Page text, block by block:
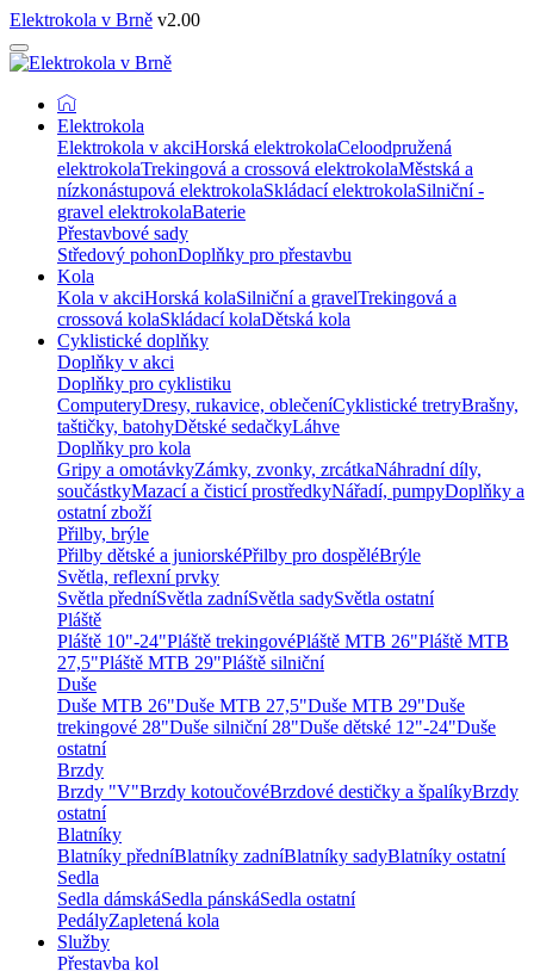
Elektrokola v Brně v2.00
Elektrokola
Elektrokola v akciHorská elektrokolaCeloodpružená
elektrokolaTrekingová a crossová elektrokolaMěstská a
nízkonástupová elektrokolaSkládací elektrokolaSilniční -
gravel elektrokolaBaterie
Přestavbové sady
Středový pohonDoplňky pro přestavbu
Kola
Kola v akciHorská kolaSilniční a gravelTrekingová a
crossová kolaSkládací kolaDětská kola
Cyklistické doplňky
Doplňky v akci
Doplňky pro cyklistiku
ComputeryDresy, rukavice, oblečeníCyklistické tretryBrašny,
taštičky, batohyDětské sedačkyLáhve
Doplňky pro kola
Gripy a omotávkyZámky, zvonky, zrcátkaNáhradní díly,
součástkyMazací a čisticí prostředkyNářadí, pumpyDoplňky a
ostatní zboží
Přilby, brýle
Přilby dětské a juniorskéPřilby pro dospěléBrýle
Světla, reflexní prvky
Světla předníSvětla zadníSvětla sadySvětla ostatní
Pláště
Pláště 10"-24"Pláště trekingovéPláště MTB 26"Pláště MTB
27,5"Pláště MTB 29"Pláště silniční
Duše
Duše MTB 26"Duše MTB 27,5"Duše MTB 29"Duše
trekingové 28"Duše silniční 28"Duše dětské 12"-24"Duše
ostatní
Brzdy
Brzdy "V"Brzdy kotoučovéBrzdové destičky a špalíkyBrzdy
ostatní
Blatníky
Blatníky předníBlatníky zadníBlatníky sadyBlatníky ostatní
Sedla
Sedla dámskáSedla pánskáSedla ostatní
PedályZapletená kola
Služby
Přestavba kol